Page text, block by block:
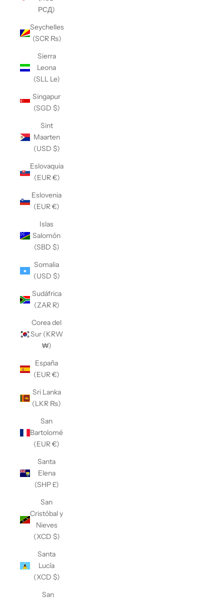
РСД)
Seychelles
(SCR ₨)
Sierra
Leona
(SLL Le)
Singapur
(SGD $)
Sint
Maarten
(USD $)
Eslovaquia
(EUR €)
Eslovenia
(EUR €)
Islas
Salomón
(SBD $)
Somalia
(USD $)
Sudáfrica
(ZAR R)
Corea del
Sur (KRW
₩)
España
(EUR €)
Sri Lanka
(LKR ₨)
San
Bartolomé
(EUR €)
Santa
Elena
(SHP £)
San
Cristóbal y
Nieves
(XCD $)
Santa
Lucía
(XCD $)
San